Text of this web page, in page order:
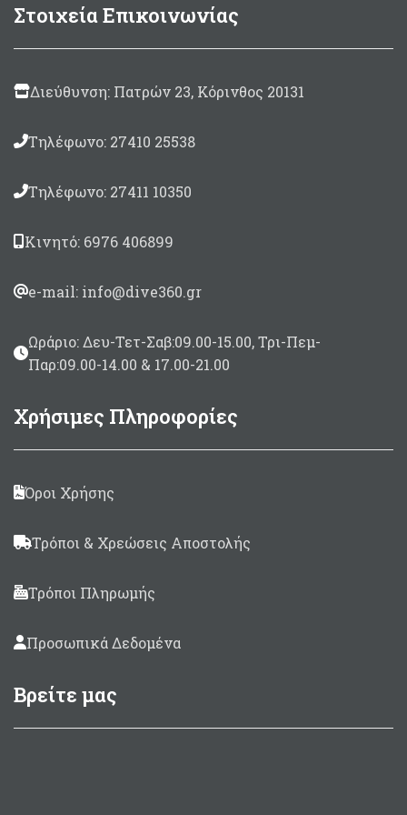
Στοιχεία Επικοινωνίας
Διεύθυνση: Πατρών 23, Κόρινθος 20131
Τηλέφωνο: 27410 25538
Τηλέφωνο: 27411 10350
Κινητό: 6976 406899
e-mail: info@dive360.gr
Ωράριο: Δευ-Τετ-Σαβ:09.00-15.00, Τρι-Πεμ-
Παρ:09.00-14.00 & 17.00-21.00
Χρήσιμες Πληροφορίες
Όροι Χρήσης
Τρόποι & Χρεώσεις Αποστολής
Τρόποι Πληρωμής
Προσωπικά Δεδομένα
Βρείτε μας